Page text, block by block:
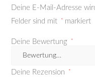
Deine E-Mail-Adresse
Felder sind mit
* markiert
Deine Bewertung *
Deine Rezension *